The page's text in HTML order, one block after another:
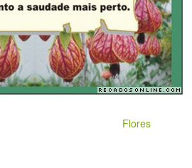
Flores